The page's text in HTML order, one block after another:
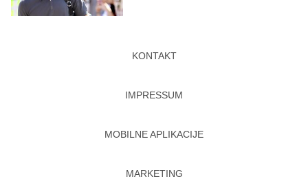
KONTAKT
IMPRESSUM
MOBILNE APLIKACIJE
MARKETING